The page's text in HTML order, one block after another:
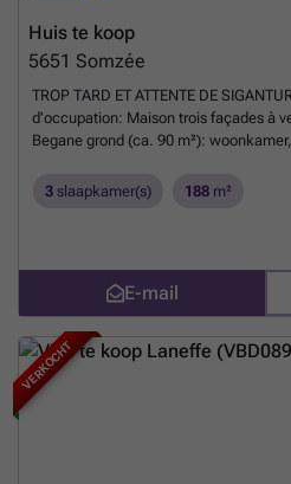
Huis te koop
5651 Somzée
TROP TARD ET ATTENTE DE
d'occupation: Maison trois façades à
Begane grond (ca. 90 m²):
nachthal, drie slaapkamers (10 m²,
badkamer met WC. Tweede
van ongeveer 13 m². Charleroi -
Kwh/m² jaar. Meer informatie en
Beschrijving niet contractueel en kan
weglatingen.Meer weten?
3 slaapkamer(s) 188 m²
E-mail
VERKOCHT